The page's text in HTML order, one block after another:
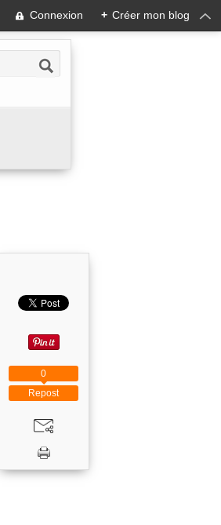
Connexion + Créer mon blog
Repost
0